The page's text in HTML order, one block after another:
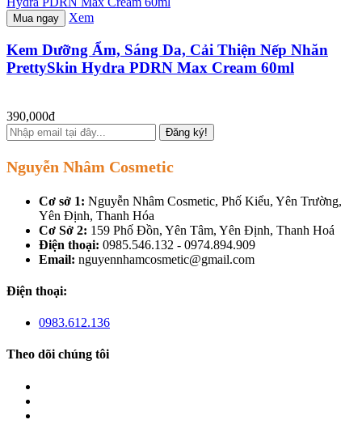
Mua ngay Xem
Kem Dưỡng Ẩm, Sáng Da, Cải Thiện Nếp Nhăn
PrettySkin Hydra PDRN Max Cream 60ml
390,000đ
Đăng ký!
Nguyễn Nhâm Cosmetic
Cơ sở 1: Nguyễn Nhâm Cosmetic, Phố Kiểu, Yên Trường,
Yên Định, Thanh Hóa
Cơ Sở 2: 159 Phố Đồn, Yên Tâm, Yên Định, Thanh Hoá
Điện thoại: 0985.546.132 - 0974.894.909
Email: nguyennhamcosmetic@gmail.com
Điện thoại:
0983.612.136
Theo dõi chúng tôi